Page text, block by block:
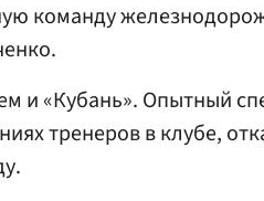
команду
.
и «Кубань». Опытный
тренеров в клубе,